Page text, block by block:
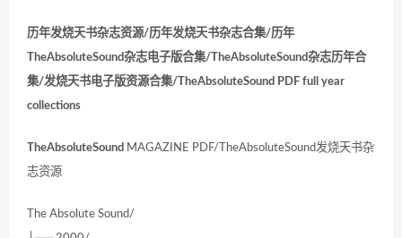
历年发烧天书杂志资源/历年发烧天书杂志合集/历年
TheAbsoluteSound杂志电子版合集/TheAbsoluteSound杂志历年合
集/发烧天书电子版资源合集/TheAbsoluteSound PDF full year
collections
TheAbsoluteSound MAGAZINE PDF/TheAbsoluteSound发烧天书杂
志资源
The Absolute Sound/